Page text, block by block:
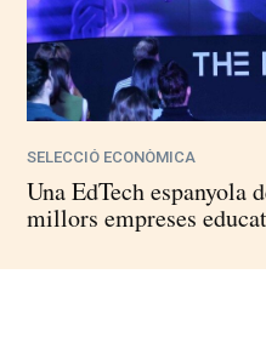
SELECCIÓ ECONÒMICA
Una EdTech espanyola
millors empreses